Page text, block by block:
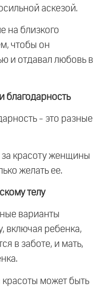
аскезой.
на близкого
чтобы он
и отдавал любовь в
благодарность
- это разные
красоту женщины
желать ее.
телу
варианты
включая ребенка,
в заботе, и мать,
красоты может быть